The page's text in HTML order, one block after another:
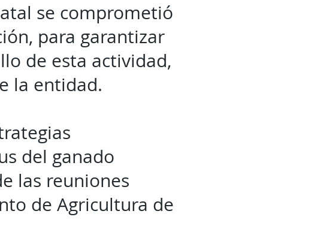
se comprometió
para garantizar
de esta actividad,
la entidad.
del ganado
las reuniones
de Agricultura de